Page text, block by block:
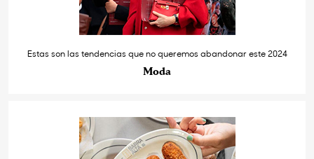
Estas son las tendencias que no queremos abandonar este 2024
Moda